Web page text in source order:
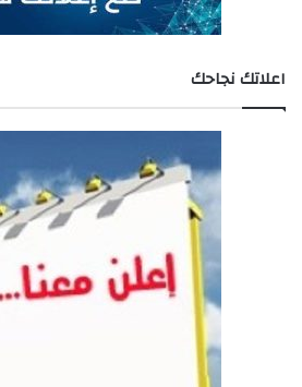
اعلاتك نجاحك